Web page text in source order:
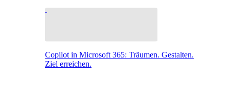
Copilot in Microsoft 365: Träumen. Gestalten.
Ziel erreichen.